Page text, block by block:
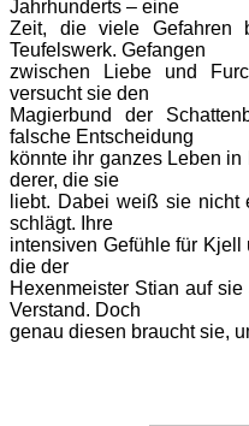
Jahrhunderts – eine
Zeit, die viele Gefahren
Teufelswerk. Gefangen
zwischen Liebe und
versucht sie den
Magierbund der
falsche Entscheidung
könnte ihr ganzes Leben
derer, die sie
liebt. Dabei weiß sie
schlägt. Ihre
intensiven Gefühle für Kjell
die der
Hexenmeister Stian auf
Verstand. Doch
genau diesen braucht sie,